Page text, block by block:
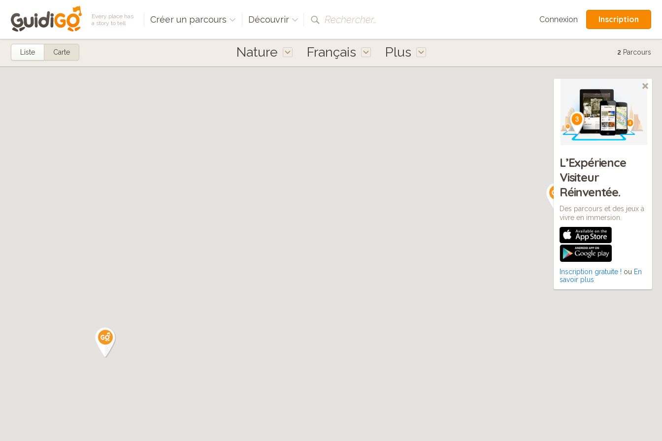
Every place has
a story to tell
Créer un parcours Découvrir Rechercher… Connexion Inscription
Nature Français Plus
Liste Carte 2 Parcours
L’Expérience
Visiteur
Réinventée.
Des parcours et des jeux à
vivre en immersion.
Inscription gratuite ! ou En
savoir plus